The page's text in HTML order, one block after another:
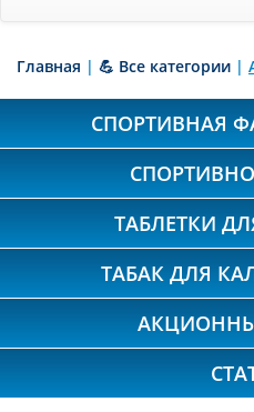
Главная | 💪 Все категории |
СПОРТИВНАЯ
ТАБЛЕТКИ
ТАБАК ДЛЯ